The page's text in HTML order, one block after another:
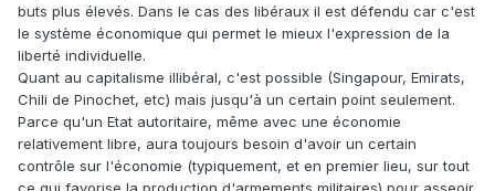
buts plus élevés. Dans le cas des libéraux il est défendu car c'est
le système économique qui permet le mieux l'expression de la
liberté individuelle.
Quant au capitalisme illibéral, c'est possible (Singapour, Emirats,
Chili de Pinochet, etc) mais jusqu'à un certain point seulement.
Parce qu'un Etat autoritaire, même avec une économie
relativement libre, aura toujours besoin d'avoir un certain
contrôle sur l'économie (typiquement, et en premier lieu, sur tout